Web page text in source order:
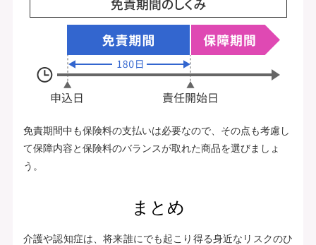
免責期間中も保険料の支払いは必要なので、その点も考慮し
て保障内容と保険料のバランスが取れた商品を選びましょ
う。
まとめ
介護や認知症は、将来誰にでも起こり得る身近なリスクのひ